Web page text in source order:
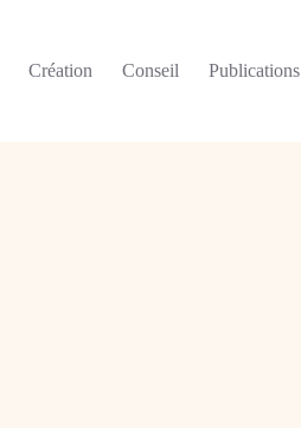
Création Conseil Publications